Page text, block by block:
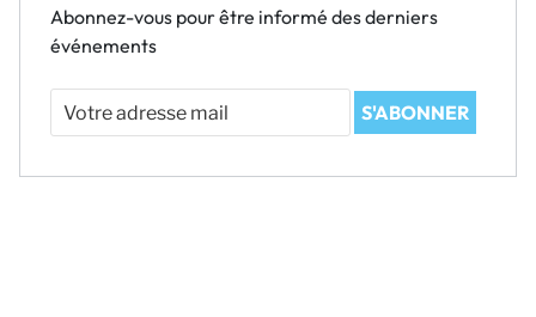
Abonnez-vous pour être informé des derniers
événements
Votre
adresse
S'ABONNER